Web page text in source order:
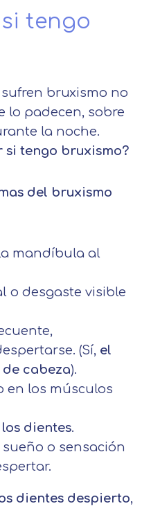
tengo
bruxismo no
lo padecen, sobre
la noche.
si tengo bruxismo?
del bruxismo
mandíbula al
o desgaste visible
(Sí, el
cabeza).
en los músculos
dientes.
o sensación
dientes despierto,